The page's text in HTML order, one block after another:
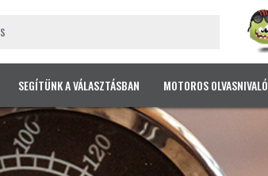
SEGÍTÜNK A VÁLASZTÁSBAN MOTOROS OLVASNIVALÓ